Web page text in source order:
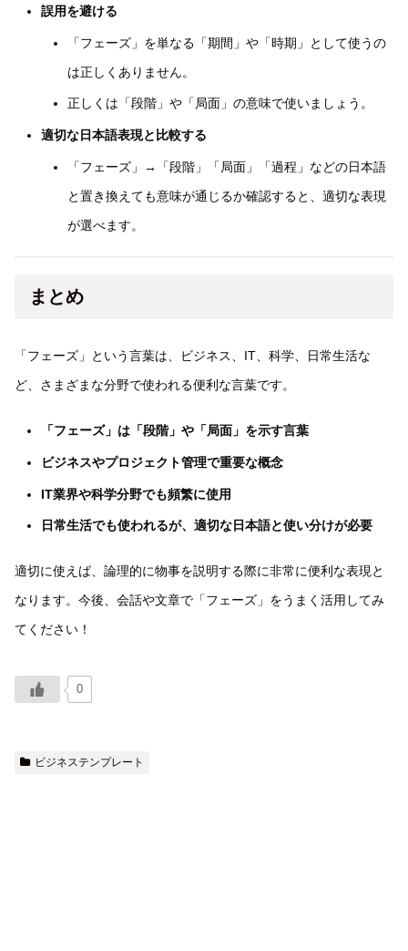
誤用を避ける
「フェーズ」を単なる「期間」や「時期」として使うの
は正しくありません。
正しくは「段階」や「局面」の意味で使いましょう。
適切な日本語表現と比較する
「フェーズ」→「段階」「局面」「過程」などの日本語
と置き換えても意味が通じるか確認すると、適切な表現
が選べます。
まとめ
「フェーズ」という言葉は、ビジネス、IT、科学、日常生活な
ど、さまざまな分野で使われる便利な言葉です。
「フェーズ」は「段階」や「局面」を示す言葉
ビジネスやプロジェクト管理で重要な概念
IT業界や科学分野でも頻繁に使用
日常生活でも使われるが、適切な日本語と使い分けが必要
適切に使えば、論理的に物事を説明する際に非常に便利な表現と
なります。今後、会話や文章で「フェーズ」をうまく活用してみ
てください！
0
ビジネステンプレート